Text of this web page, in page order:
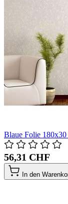
Blaue Folie 180x30
56,31 CHF
In den